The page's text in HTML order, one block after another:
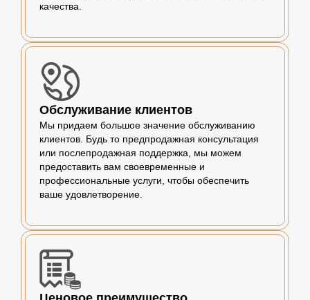
качества.
Обслуживание клиентов
Мы придаем большое значение обслуживанию
клиентов. Будь то предпродажная консультация
или послепродажная поддержка, мы можем
предоставить вам своевременные и
профессиональные услуги, чтобы обеспечить
ваше удовлетворение.